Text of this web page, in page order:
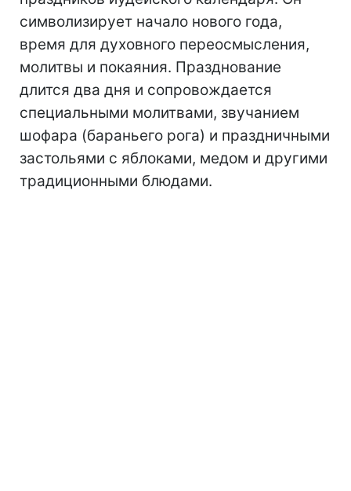
символизирует начало нового года,
время для духовного переосмысления,
молитвы и покаяния. Празднование
длится два дня и сопровождается
специальными молитвами, звучанием
шофара (бараньего рога) и праздничными
застольями с яблоками, медом и другими
традиционными блюдами.